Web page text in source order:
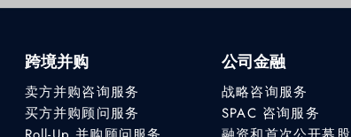
跨境并购
卖方并购咨询服务
买方并购顾问服务
公司金融
战略咨询服务
SPAC 咨询服务